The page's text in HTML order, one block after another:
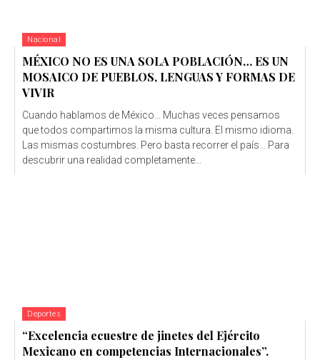
Nacional
MÉXICO NO ES UNA SOLA POBLACIÓN… ES UN
MOSAICO DE PUEBLOS, LENGUAS Y FORMAS DE
VIVIR
Cuando hablamos de México… Muchas veces pensamos
que todos compartimos la misma cultura. El mismo idioma.
Las mismas costumbres. Pero basta recorrer el país… Para
descubrir una realidad completamente...
Deportes
“Excelencia ecuestre de jinetes del Ejército
Mexicano en competencias Internacionales”.